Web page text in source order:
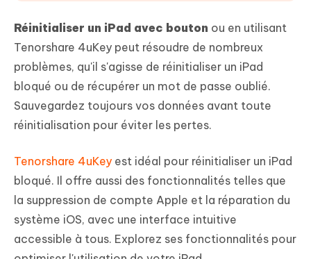
Réinitialiser un iPad avec bouton ou en utilisant
Tenorshare 4uKey peut résoudre de nombreux
problèmes, qu'il s'agisse de réinitialiser un iPad
bloqué ou de récupérer un mot de passe oublié.
Sauvegardez toujours vos données avant toute
réinitialisation pour éviter les pertes.
Tenorshare 4uKey est idéal pour réinitialiser un iPad
bloqué. Il offre aussi des fonctionnalités telles que
la suppression de compte Apple et la réparation du
système iOS, avec une interface intuitive
accessible à tous. Explorez ses fonctionnalités pour